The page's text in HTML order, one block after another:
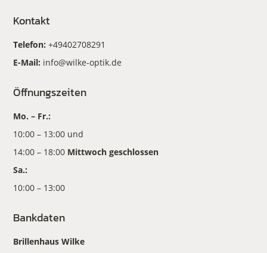
Kontakt
Telefon:+49402708291
E-Mail: info@wilke-optik.de
Öffnungszeiten
Mo. – Fr.:
10:00 – 13:00 und
14:00 – 18:00 Mittwoch geschlossen
Sa.:
10:00 – 13:00
Bankdaten
Brillenhaus Wilke